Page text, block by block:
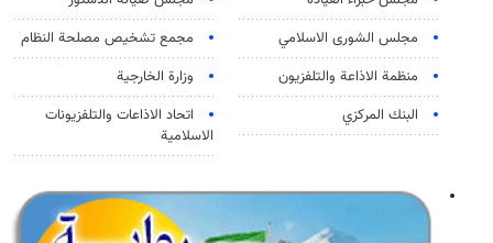
مجلس الشورى الاسلامي
مجمع تشخيص مصلحة النظام
منظمة الاذاعة والتلفزیون
وزارة الخارجية
البنك المركزي
اتحاد الاذاعات والتلفزيونات
الاسلامية